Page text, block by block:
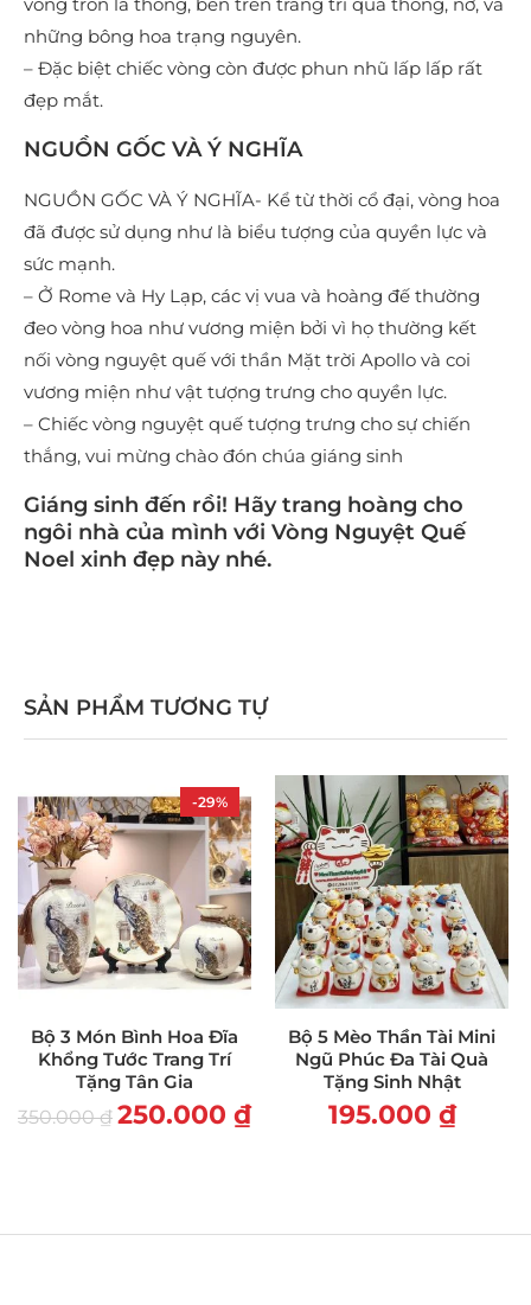
những bông hoa trạng nguyên.
– Đặc biệt chiếc vòng còn được phun nhũ lấp lấp rất
đẹp mắt.
NGUỒN GỐC VÀ Ý NGHĨA
NGUỒN GỐC VÀ Ý NGHĨA- Kể từ thời cổ đại, vòng hoa
đã được sử dụng như là biểu tượng của quyền lực và
sức mạnh.
– Ở Rome và Hy Lạp, các vị vua và hoàng đế thường
đeo vòng hoa như vương miện bởi vì họ thường kết
nối vòng nguyệt quế với thần Mặt trời Apollo và coi
vương miện như vật tượng trưng cho quyền lực.
– Chiếc vòng nguyệt quế tượng trưng cho sự chiến
thắng, vui mừng chào đón chúa giáng sinh
Giáng sinh đến rồi! Hãy trang hoàng cho
ngôi nhà của mình với Vòng Nguyệt Quế
Noel xinh đẹp này nhé.
SẢN PHẨM TƯƠNG TỰ
-29%
Bộ 3 Món Bình Hoa Đĩa
Khổng Tước Trang Trí
Tặng Tân Gia
350.000₫ 250.000 ₫
Bộ 5 Mèo Thần Tài Mini
Ngũ Phúc Đa Tài Quà
Tặng Sinh Nhật
195.000 ₫